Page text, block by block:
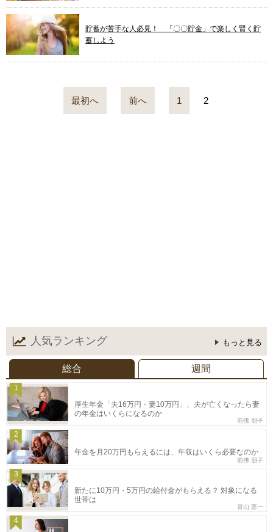
貯蓄が苦手な人必見！ 「〇〇貯金」で楽しく賢く貯
蓄しよう
最初へ 前へ 1 2
人気ランキング もっと見る
総合 週間
1
厚生年金「夫16万円・妻10万円」、夫が亡くなったら妻
の年金はいくらになるのか
前佛 朋子
2
年金を月20万円もらえるには、年収はいくら必要なのか
前佛 朋子
3
新たに10万円・5万円の給付金がもらえる？ 対象になる
世帯は
畠山 憲一
4